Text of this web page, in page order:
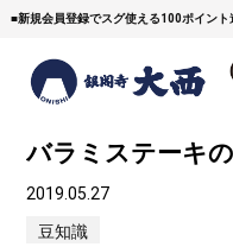
■新規会員登録でスグ使える100ポイント
バラミステーキ
2019.05.27
豆知識